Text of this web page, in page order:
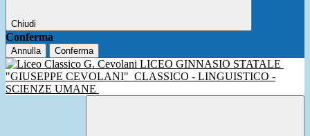
Chiudi
Conferma
Annulla Conferma
LICEO GINNASIO STATALE
"GIUSEPPE CEVOLANI" CLASSICO - LINGUISTICO -
SCIENZE UMANE